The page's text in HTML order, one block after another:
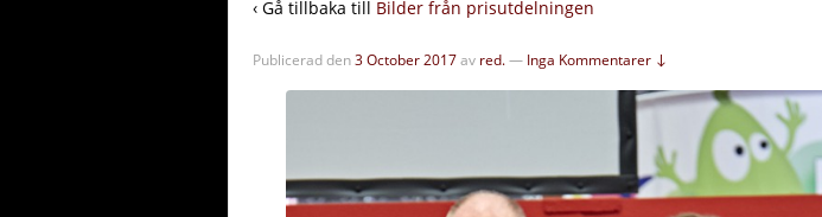
‹ Gå tillbaka till Bilder från prisutdelningen
Publicerad den3 October 2017av red.— Inga Kommentarer ↓